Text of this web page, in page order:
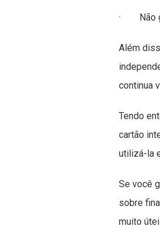
· Não
Além
continua
Tendo
cartão
utilizá-la
Se você
sobre
muito